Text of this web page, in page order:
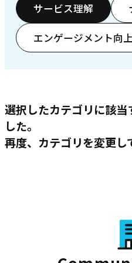
サービス理解
エンゲージメント向上
選択したカテゴリに該
した。
再度、カテゴリを変更し